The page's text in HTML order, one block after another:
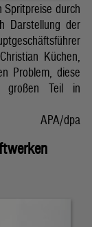
Spritpreise durch
Darstellung der
Küchen,
Problem, diese
großen Teil in
APA/dpa